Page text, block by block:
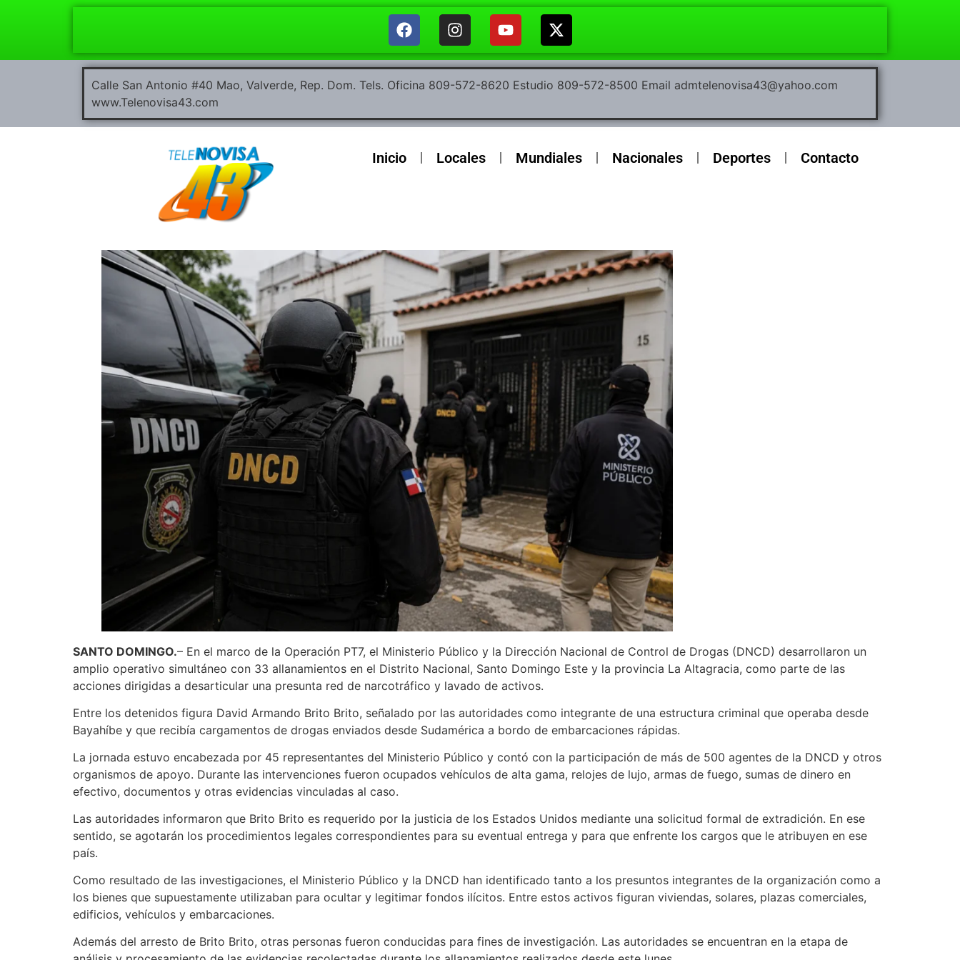
Calle San Antonio #40 Mao, Valverde, Rep. Dom. Tels. Oficina 809-572-8620 Estudio 809-572-8500 Email admtelenovisa43@yahoo.com
www.Telenovisa43.com
Inicio Locales Mundiales Nacionales Deportes Contacto
SANTO DOMINGO.– En el marco de la Operación PT7, el Ministerio Público y la Dirección Nacional de Control de Drogas (DNCD) desarrollaron un
amplio operativo simultáneo con 33 allanamientos en el Distrito Nacional, Santo Domingo Este y la provincia La Altagracia, como parte de las
acciones dirigidas a desarticular una presunta red de narcotráfico y lavado de activos.
Entre los detenidos figura David Armando Brito Brito, señalado por las autoridades como integrante de una estructura criminal que operaba desde
Bayahíbe y que recibía cargamentos de drogas enviados desde Sudamérica a bordo de embarcaciones rápidas.
La jornada estuvo encabezada por 45 representantes del Ministerio Público y contó con la participación de más de 500 agentes de la DNCD y otros
organismos de apoyo. Durante las intervenciones fueron ocupados vehículos de alta gama, relojes de lujo, armas de fuego, sumas de dinero en
efectivo, documentos y otras evidencias vinculadas al caso.
Las autoridades informaron que Brito Brito es requerido por la justicia de los Estados Unidos mediante una solicitud formal de extradición. En ese
sentido, se agotarán los procedimientos legales correspondientes para su eventual entrega y para que enfrente los cargos que le atribuyen en ese
país.
Como resultado de las investigaciones, el Ministerio Público y la DNCD han identificado tanto a los presuntos integrantes de la organización como a
los bienes que supuestamente utilizaban para ocultar y legitimar fondos ilícitos. Entre estos activos figuran viviendas, solares, plazas comerciales,
edificios, vehículos y embarcaciones.
Además del arresto de Brito Brito, otras personas fueron conducidas para fines de investigación. Las autoridades se encuentran en la etapa de